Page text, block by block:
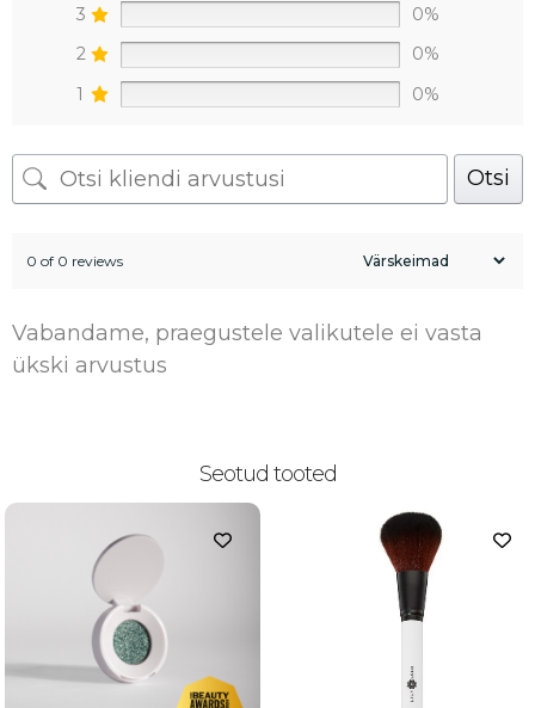
3
0%
2
0%
1
0%
Otsi
0 of 0 reviews
Vabandame, praegustele valikutele ei vasta
ükski arvustus
Seotud tooted